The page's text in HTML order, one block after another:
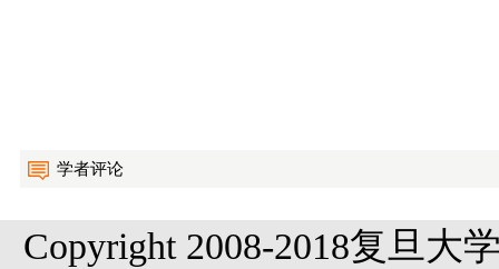
学者评论
Copyright 2008-2018复旦大